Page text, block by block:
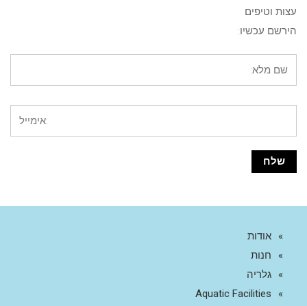
עצות וטיפים
הירשם עכשיו:
אודות
חנות
גלריה
Aquatic Facilities